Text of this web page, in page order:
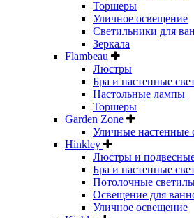
Торшеры
Уличное освещение
Светильники для
Зеркала
Flambeau
Люстры
Бра и настенные
Настольные лампы
Торшеры
Garden Zone
Уличные настенные
Hinkley
Люстры и
Бра и настенные
Потолочные
Освещение для
Уличное освещение